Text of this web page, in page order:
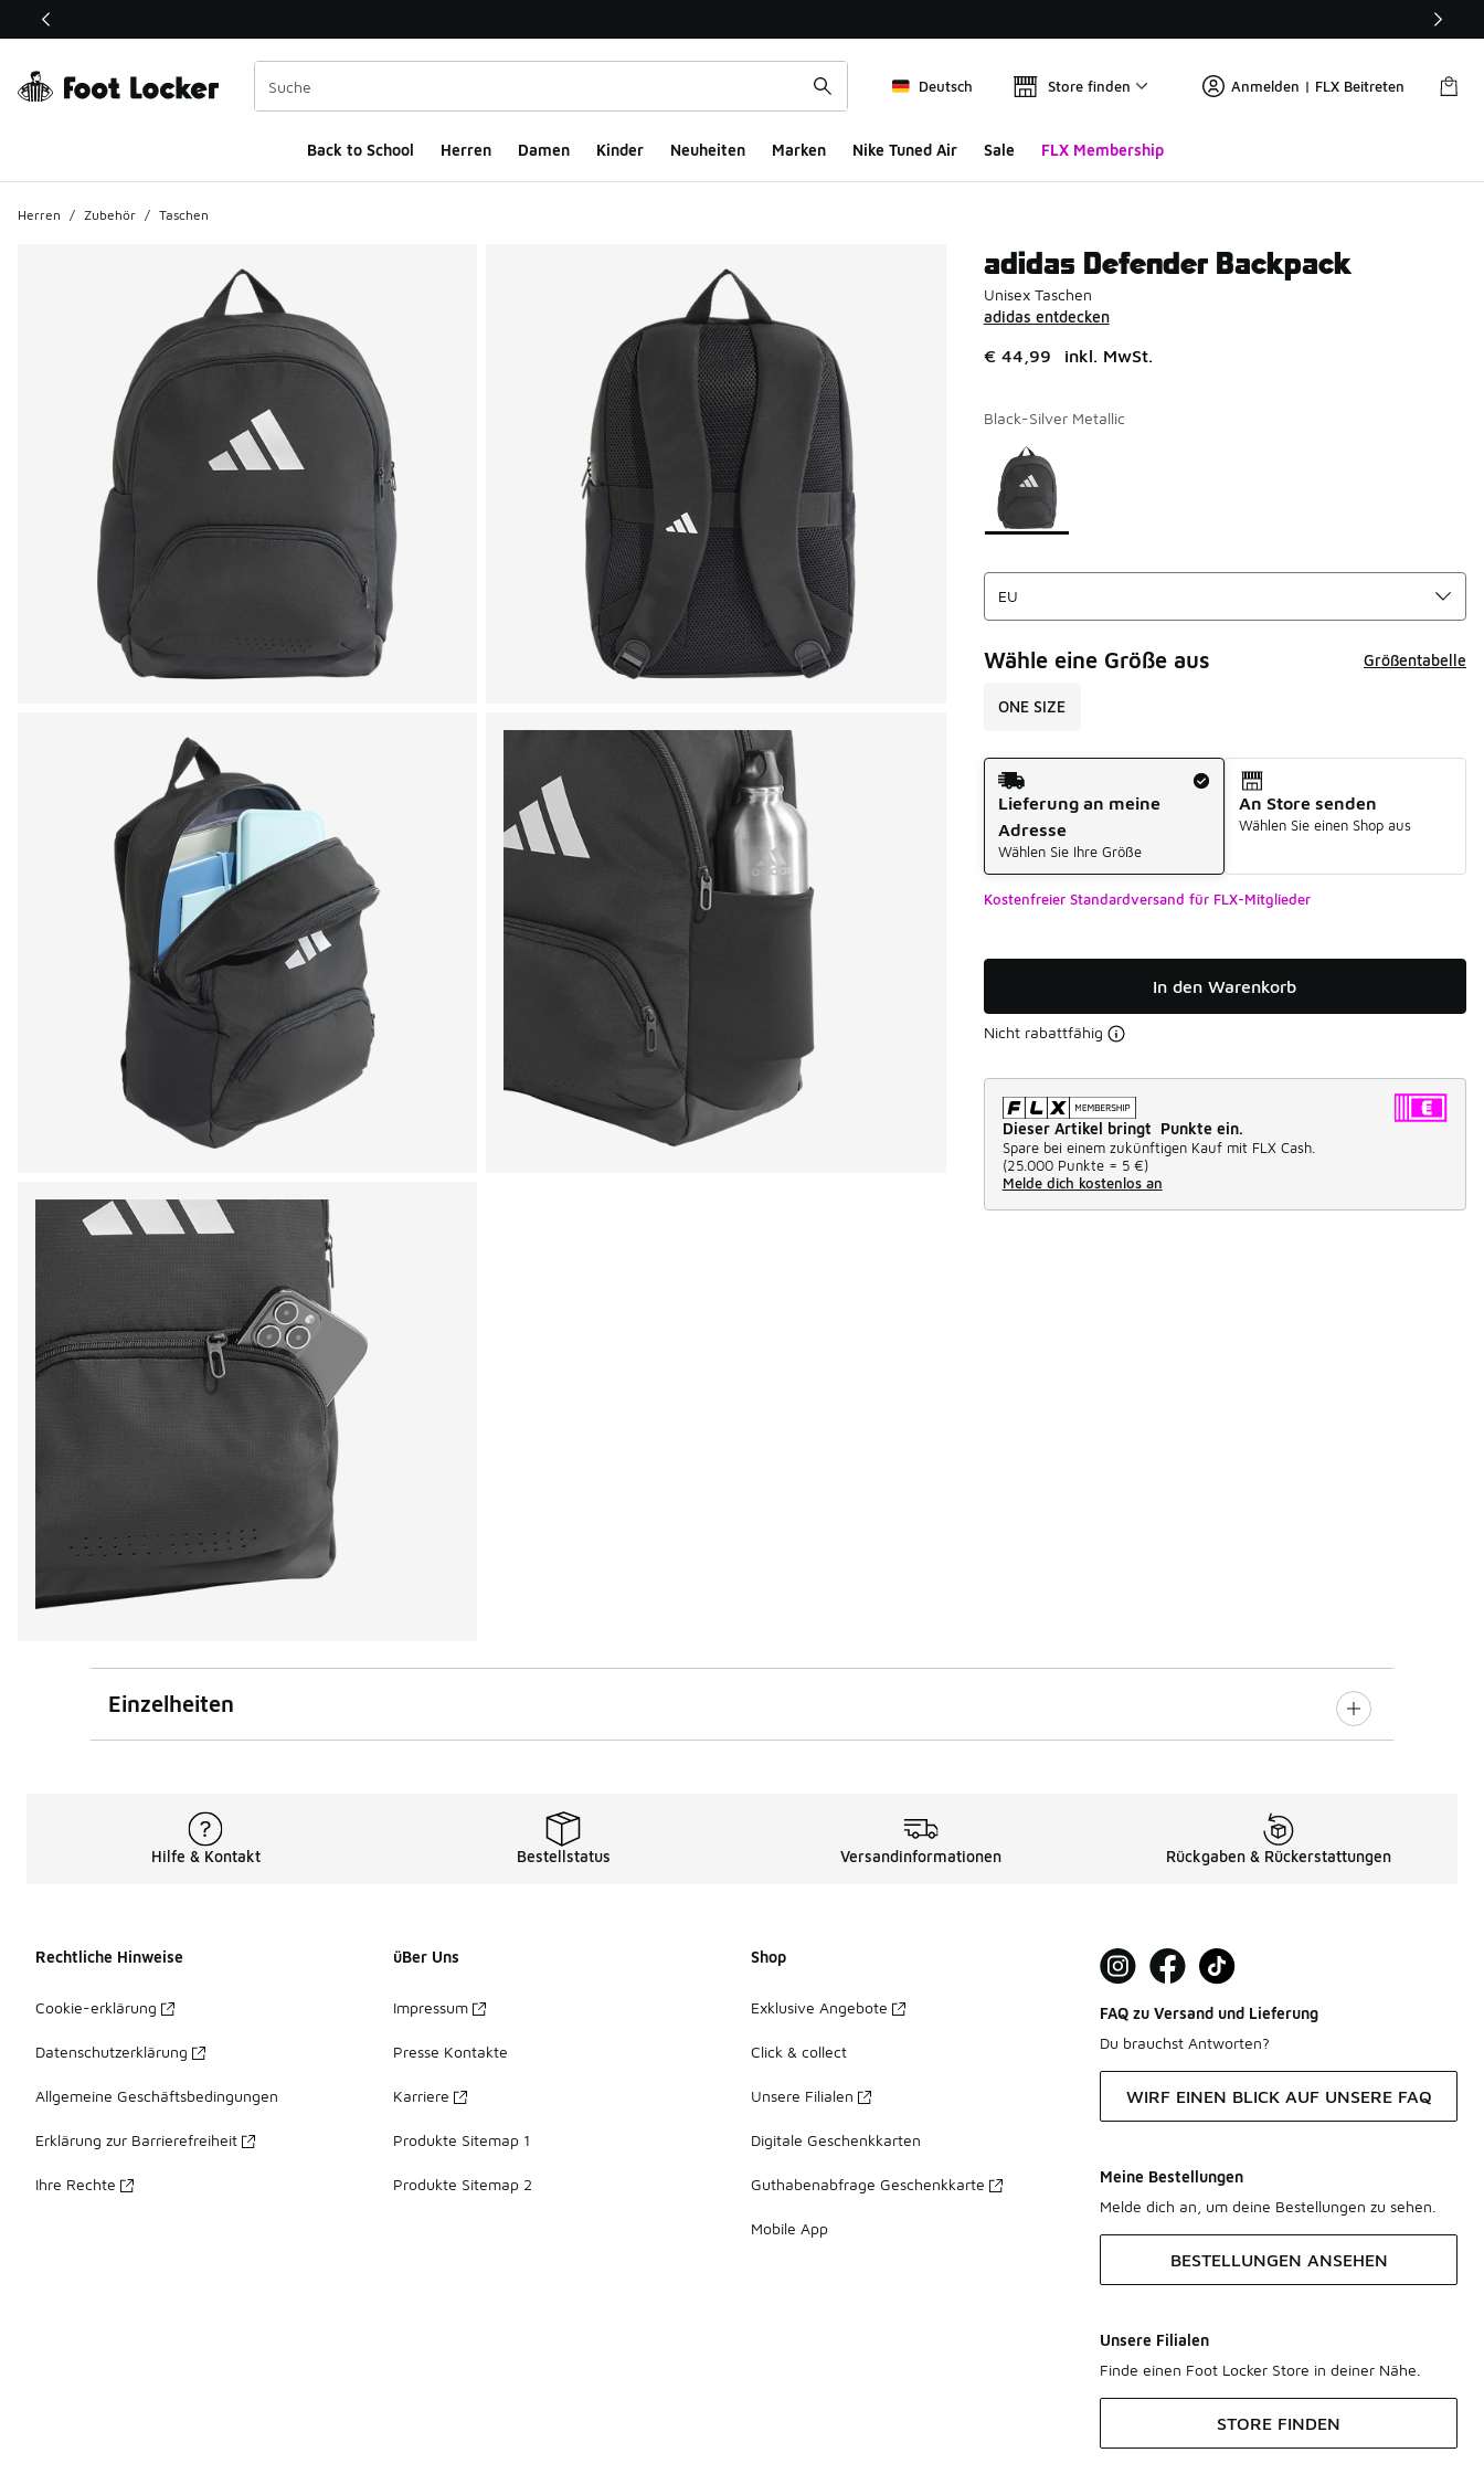
Dieser Link öffnet sich in einem neuen Fenster
Deutsch Store finden Anmelden | FLX Beitreten
Back to School Herren Damen Kinder Neuheiten Marken Nike Tuned Air Sale FLX Membership
Herren / Zubehör / Taschen
adidas Defender Backpack
Unisex Taschen
adidas entdecken
€ 44,99 inkl. MwSt.
Black-Silver Metallic
Seite 1 von 1 zeigt die Farben 1 bis 1 von 1 an.
Bitte wählen Sie einen Stil aus
Wähle eine Größe aus Größentabelle
ONE SIZE
Versandart
Lieferung an meine
Adresse
Wählen Sie Ihre Größe
An Store senden
Wählen Sie einen Shop aus
Kostenfreier Standardversand für FLX-Mitglieder
In den Warenkorb
Nicht rabattfähig
Dieser Artikel bringt Punkte ein.
Spare bei einem zukünftigen Kauf mit FLX Cash.
(25.000 Punkte = 5 €)
Melde dich kostenlos an
Einzelheiten
Hilfe & Kontakt Bestellstatus Versandinformationen Rückgaben & Rückerstattungen
Rechtliche Hinweise
Cookie-erklärung
Datenschutzerklärung
Allgemeine Geschäftsbedingungen
Erklärung zur Barrierefreiheit
Ihre Rechte
üBer Uns
Impressum
Presse Kontakte
Karriere
Produkte Sitemap 1
Produkte Sitemap 2
Shop
Exklusive Angebote
Click & collect
Unsere Filialen
Digitale Geschenkkarten
Guthabenabfrage Geschenkkarte
Mobile App
FAQ zu Versand und Lieferung
Du brauchst Antworten?
WIRF EINEN BLICK AUF UNSERE FAQ
Meine Bestellungen
Melde dich an, um deine Bestellungen zu sehen.
BESTELLUNGEN ANSEHEN
Unsere Filialen
Finde einen Foot Locker Store in deiner Nähe.
STORE FINDEN